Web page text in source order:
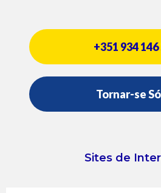
+351 934 146
Tornar-se
Sites de